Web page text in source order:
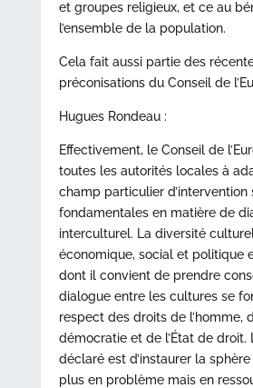
et groupes religieux, et ce au
l’ensemble de la population.
Cela fait aussi partie des
préconisations du Conseil de
Hugues Rondeau :
Effectivement, le Conseil de
toutes les autorités locales à
champ particulier d’intervention
fondamentales en matière de
interculturel. La diversité
économique, social et politique
dont il convient de prendre
dialogue entre les cultures se
respect des droits de l’homme,
démocratie et de l’État de droit.
déclaré est d’instaurer la
plus en problème mais en